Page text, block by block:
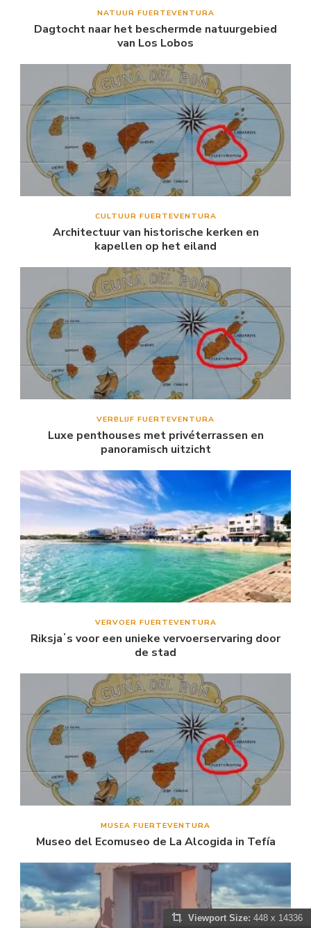
NATUUR FUERTEVENTURA
Dagtocht naar het beschermde natuurgebied
van Los Lobos
CULTUUR FUERTEVENTURA
Architectuur van historische kerken en
kapellen op het eiland
VERBLIJF FUERTEVENTURA
Luxe penthouses met privéterrassen en
panoramisch uitzicht
VERVOER FUERTEVENTURA
Riksjaʼs voor een unieke vervoerservaring door
de stad
MUSEA FUERTEVENTURA
Museo del Ecomuseo de La Alcogida in Tefía
Viewport Size: 448 x 14336